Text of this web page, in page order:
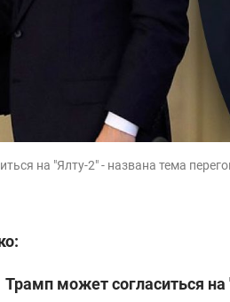
на "Ялту-2" - названа тема
Трамп может согласиться